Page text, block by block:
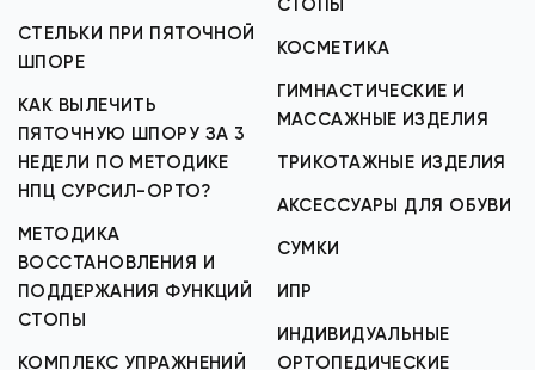
СТЕЛЬКИ ПРИ ПЯТОЧНОЙ
ШПОРЕ
КАК ВЫЛЕЧИТЬ
ПЯТОЧНУЮ ШПОРУ ЗА 3
НЕДЕЛИ ПО МЕТОДИКЕ
НПЦ СУРСИЛ-ОРТО?
МЕТОДИКА
ВОССТАНОВЛЕНИЯ И
ПОДДЕРЖАНИЯ ФУНКЦИЙ
СТОПЫ
КОМПЛЕКС УПРАЖНЕНИЙ
СТОПЫ
КОСМЕТИКА
ГИМНАСТИЧЕСКИЕ И
МАССАЖНЫЕ ИЗДЕЛИЯ
ТРИКОТАЖНЫЕ ИЗДЕЛИЯ
АКСЕССУАРЫ ДЛЯ ОБУВИ
СУМКИ
ИПР
ИНДИВИДУАЛЬНЫЕ
ОРТОПЕДИЧЕСКИЕ